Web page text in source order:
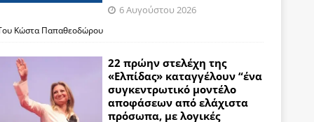
6 Αυγούστου 2026
Κώστα Παπαθεοδώρου
22 πρώην στελέχη της
«Ελπίδας» καταγγέλουν “ένα
συγκεντρωτικό μοντέλο
αποφάσεων από ελάχιστα
πρόσωπα, με λογικές